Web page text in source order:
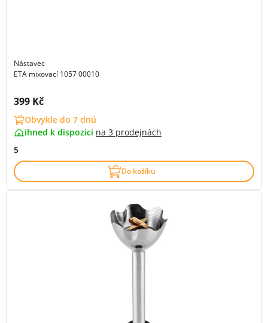
Nástavec
ETA mixovací 1057 00010
Cena s DPH:
399 Kč
Obvykle do 7 dnů
ihned k dispozici na 3 prodejnách
5
Do košíku